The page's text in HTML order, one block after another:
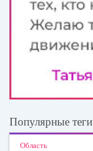
Популярные теги
Область